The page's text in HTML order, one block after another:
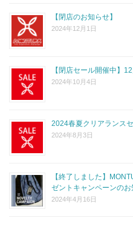
【閉店のお知らせ】
2024年12月1日
【閉店セール開催中】
2024年10月4日
2024春夏クリアランス
2024年8月3日
【終了しました】
ゼントキャンペーンのお
2024年4月16日